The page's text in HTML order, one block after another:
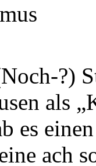
?)
als
es
ach